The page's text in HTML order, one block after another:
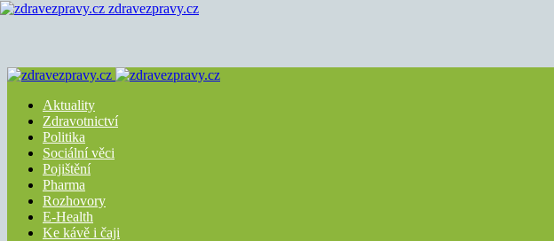
zdravezpravy.cz
Aktuality
Zdravotnictví
Politika
Sociální věci
Pojištění
Pharma
Rozhovory
E-Health
Ke kávě i čaji